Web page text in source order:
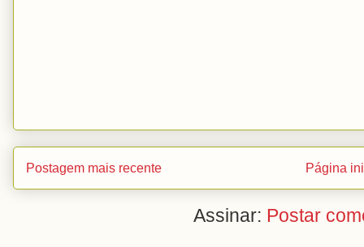
Postagem mais recente Página
Assinar: Postar